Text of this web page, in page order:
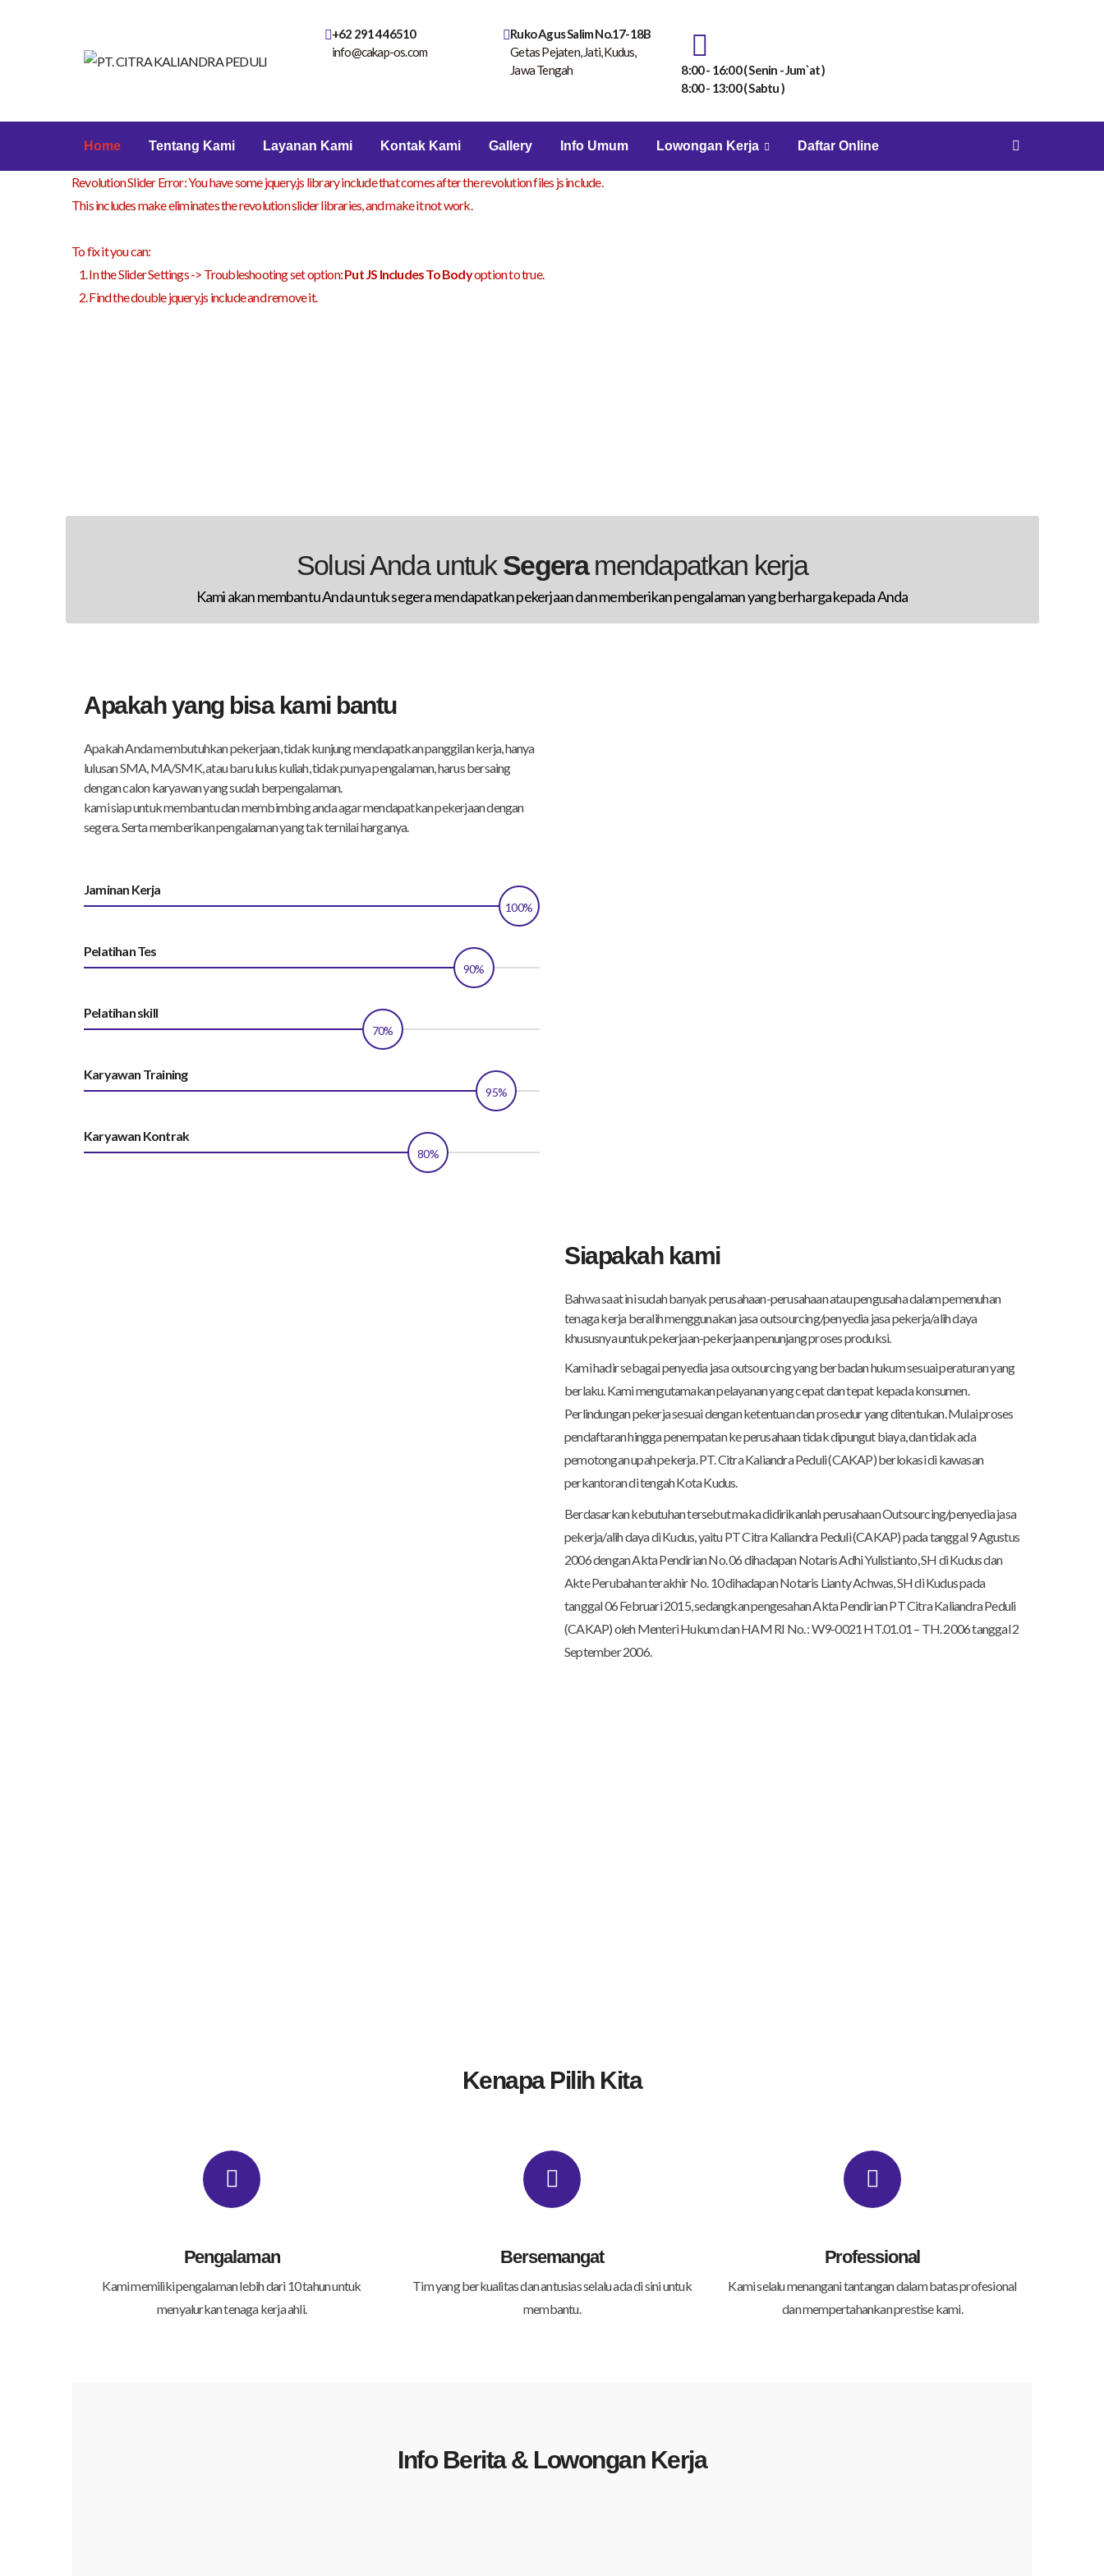
+62 291 446510
info@cakap-os.com
Ruko Agus Salim No.17-18B
Getas Pejaten, Jati, Kudus,
Jawa Tengah
8:00 - 16:00 ( Senin - Jum`at )
8:00 - 13:00 ( Sabtu )
Home Tentang Kami Layanan Kami Kontak Kami Gallery Info Umum Lowongan Kerja Daftar Online
Revolution Slider Error: You have some jquery.js library include that comes after the revolution files js include.
This includes make eliminates the revolution slider libraries, and make it not work.
To fix it you can:
1. In the Slider Settings -> Troubleshooting set option:Put JS Includes To Bodyoption to true.
2. Find the double jquery.js include and remove it.
Solusi Anda untukSegeramendapatkan kerja
Kami akan membantu Anda untuk segera mendapatkan pekerjaan dan memberikan pengalaman yang berharga kepada Anda
Apakah yang bisa kami bantu
Apakah Anda membutuhkan pekerjaan, tidak kunjung mendapatkan panggilan kerja, hanya
lulusan SMA, MA/SMK, atau baru lulus kuliah, tidak punya pengalaman, harus bersaing
dengan calon karyawan yang sudah berpengalaman.
kami siap untuk membantu dan membimbing anda agar mendapatkan pekerjaan dengan
segera. Serta memberikan pengalaman yang tak ternilai harganya.
Jaminan Kerja
100%
Pelatihan Tes
90%
Pelatihan skill
70%
Karyawan Training
95%
Karyawan Kontrak
80%
Siapakah kami
Bahwa saat ini sudah banyak perusahaan-perusahaan atau pengusaha dalam pemenuhan
tenaga kerja beralih menggunakan jasa outsourcing/penyedia jasa pekerja/alih daya
khususnya untuk pekerjaan-pekerjaan penunjang proses produksi.
Kami hadir sebagai penyedia jasa outsourcing yang berbadan hukum sesuai peraturan yang
berlaku. Kami mengutamakan pelayanan yang cepat dan tepat kepada konsumen.
Perlindungan pekerja sesuai dengan ketentuan dan prosedur yang ditentukan. Mulai proses
pendaftaran hingga penempatan ke perusahaan tidak dipungut biaya, dan tidak ada
pemotongan upah pekerja. PT. Citra Kaliandra Peduli (CAKAP) berlokasi di kawasan
perkantoran di tengah Kota Kudus.
Berdasarkan kebutuhan tersebut maka didirikanlah perusahaan Outsourcing/penyedia jasa
pekerja/alih daya di Kudus, yaitu PT Citra Kaliandra Peduli (CAKAP) pada tanggal 9 Agustus
2006 dengan Akta Pendirian No. 06 dihadapan Notaris Adhi Yulistianto, SH di Kudus dan
Akte Perubahan terakhir No. 10 dihadapan Notaris Lianty Achwas, SH di Kudus pada
tanggal 06 Februari 2015, sedangkan pengesahan Akta Pendirian PT Citra Kaliandra Peduli
(CAKAP) oleh Menteri Hukum dan HAM RI No. : W9-0021 HT.01.01 – TH. 2006 tanggal 2
September 2006.
Kenapa Pilih Kita
Pengalaman
Kami memiliki pengalaman lebih dari 10 tahun untuk
menyalurkan tenaga kerja ahli.
Bersemangat
Tim yang berkualitas dan antusias selalu ada di sini untuk
membantu.
Professional
Kami selalu menangani tantangan dalam batas profesional
dan mempertahankan prestise kami.
Info Berita & Lowongan Kerja